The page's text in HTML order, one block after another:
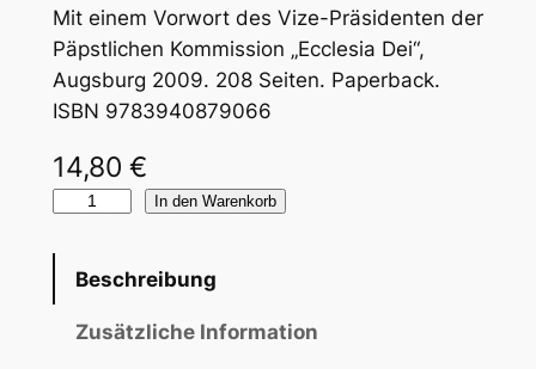
Mit einem Vorwort des Vize-Präsidenten der
Päpstlichen Kommission „Ecclesia Dei“,
Augsburg 2009. 208 Seiten. Paperback.
ISBN 9783940879066
14,80 €
In den Warenkorb
Beschreibung
Zusätzliche Information